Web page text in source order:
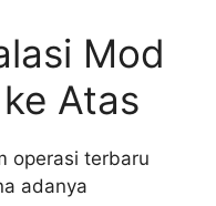
Mod
Atas
operasi terbaru
adanya